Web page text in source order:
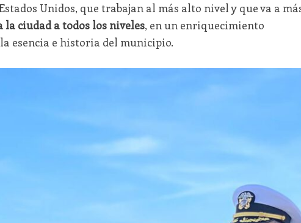
Unidos, que trabajan al más alto nivel y que va a
ciudad a todos los niveles, en un enriquecimiento
esencia e historia del municipio.